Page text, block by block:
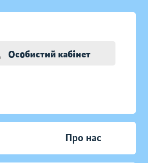
Особистий кабінет
Про нас